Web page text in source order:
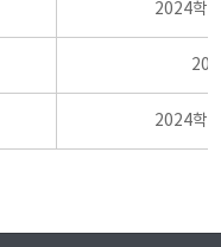
2024학
2024학